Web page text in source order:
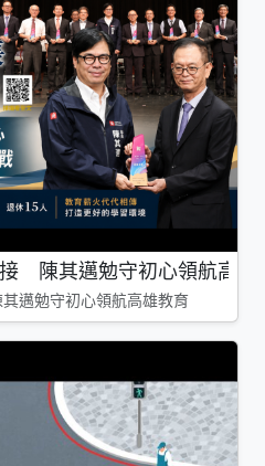
陳其邁勉守初心領航高雄
邁勉守初心領航高雄教育